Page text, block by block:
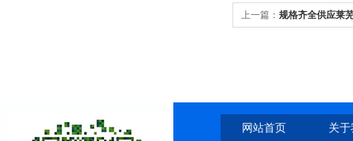
上一篇： 规格齐全供应莱
网站首页 关